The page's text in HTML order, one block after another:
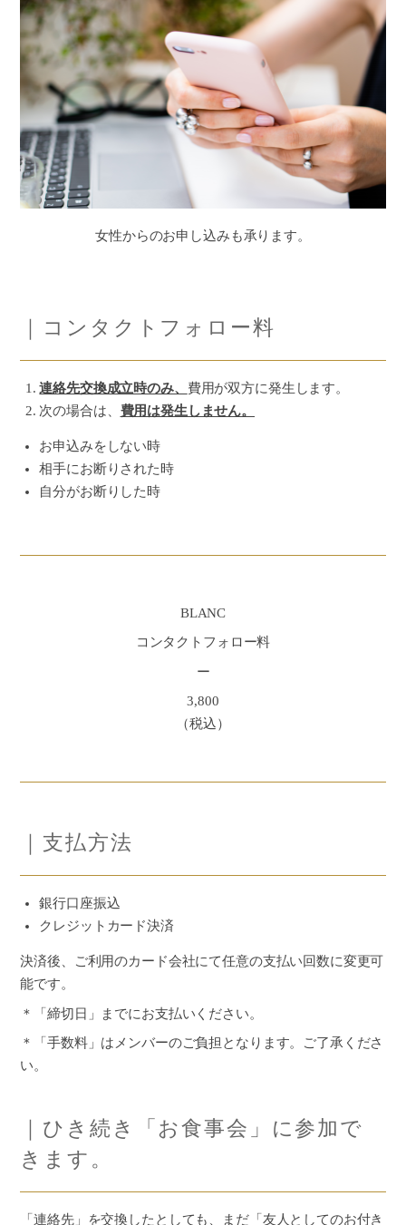
女性からのお申し込みも承ります。
｜コンタクトフォロー料
連絡先交換成立時のみ、 費用が双方に発生します。
次の場合は、 費用は発生しません。
お申込みをしない時
相手にお断りされた時
自分がお断りした時
BLANC
コンタクトフォロー料
ー
3,800
（税込）
｜支払方法
銀行口座振込
クレジットカード決済
決済後、ご利用のカード会社にて任意の支払い回数に変更可
能です。
＊「締切日」までにお支払いください。
＊「手数料」はメンバーのご負担となります。ご了承くださ
い。
｜ひき続き「お食事会」に参加で
きます。
「連絡先」を交換したとしても、まだ「友人としてのお付き